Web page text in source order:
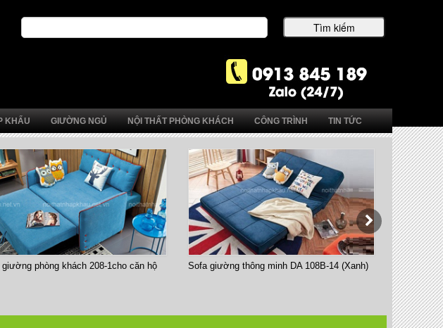
KHẨU GIƯỜNG NGỦ NỘI THẤT PHÒNG KHÁCH CÔNG TRÌNH TIN TỨC
phòng khách 208-1cho căn hộ
Sofa giường thông minh DA 108B-14 (Xanh) Bàn ăn